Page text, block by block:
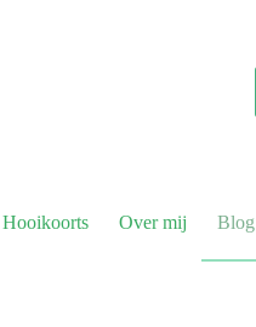
Hooikoorts Over mij Blog